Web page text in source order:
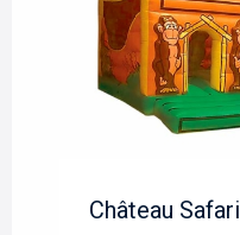
Château Safari